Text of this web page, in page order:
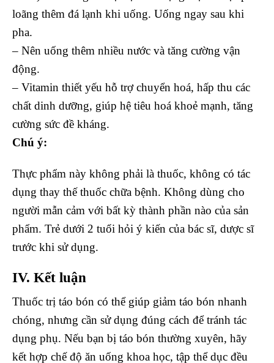
loãng thêm đá lạnh khi uống. Uống ngay sau khi
pha.
– Nên uống thêm nhiều nước và tăng cường vận
động.
– Vitamin thiết yếu hỗ trợ chuyển hoá, hấp thu các
chất dinh dưỡng, giúp hệ tiêu hoá khoẻ mạnh, tăng
cường sức đề kháng.
Chú ý:
Thực phẩm này không phải là thuốc, không có tác
dụng thay thế thuốc chữa bệnh. Không dùng cho
người mẫn cảm với bất kỳ thành phần nào của sản
phẩm. Trẻ dưới 2 tuổi hỏi ý kiến của bác sĩ, dược sĩ
trước khi sử dụng.
IV. Kết luận
Thuốc trị táo bón có thể giúp giảm táo bón nhanh
chóng, nhưng cần sử dụng đúng cách để tránh tác
dụng phụ. Nếu bạn bị táo bón thường xuyên, hãy
kết hợp chế độ ăn uống khoa học, tập thể dục đều